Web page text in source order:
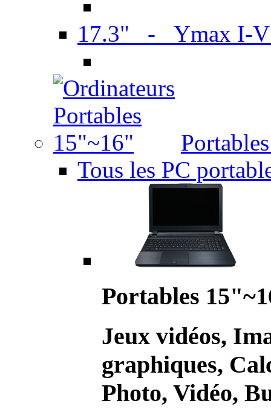
17.3" - Ymax I-
Tous les PC
Portables
Jeux vidéos,
graphiques,
Photo, Vidéo,